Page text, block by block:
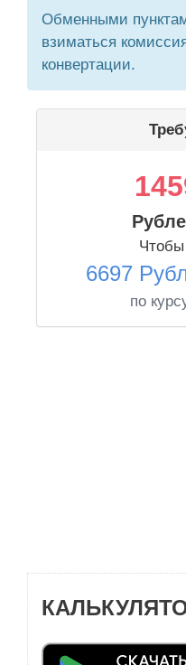
Обменными
взиматься
конвертации.
Чтобы
6697
по